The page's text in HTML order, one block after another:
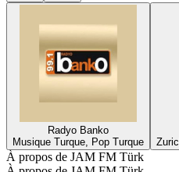
Radyo Banko
Musique Turque, Pop Turque
À propos de JAM FM Türk